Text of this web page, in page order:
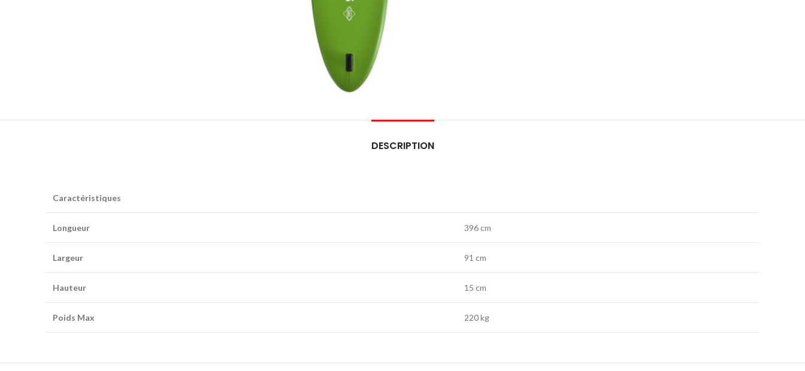
DESCRIPTION
Caractéristiques
Longueur 396 cm
Largeur 91 cm
Hauteur 15 cm
Poids Max 220 kg